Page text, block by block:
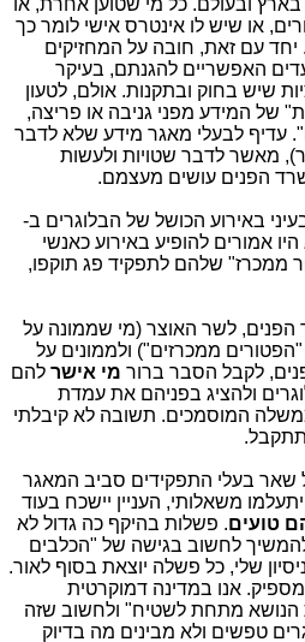
ובעולם. כל מי שטוען אחרת, או
או שיש לו אינטרס אישי לומר כך
עם זאת, חובה על המחזיקים
האפשריים להגנתם, בעיקר
שיש בחוק ובתקנות. אולם, לטעון
של המידע מפני גניבה או פריצה,
עדיף לבעלי מאגר מידע שלא לדבר
מאשר לדבר שטויות ולעשות
הפנים עושים מעצמם.
באירוע הכושל של הבלוגרים ב-
היו אמורים להופיע באירוע כאנשי
ממכרז" שלהם לתפקיד פג תוקפו,
הפנים, לשר האוצר (מי שממונה על
ממכרזים") ולממונים על
לקבל הסבר ברור מי אישר להם
ולהציג בפניהם את עמדת
המוסמכים. תשובה לא קיבלתי
שאר בעלי התפקידים סביב המאגר
משאלותי, העניין יישכח בעוד
טועים. פשלות בהיקף כה גדול לא
לחשוב בגישה של "הכלבים
שלי, כל פשלה יוצאת בסוף לאור.
אנו במדינה דמוקרטית
הנושא מתחת לשטיח" ולחשוב שזה
טפשים ולא מבינים מה בדיוק